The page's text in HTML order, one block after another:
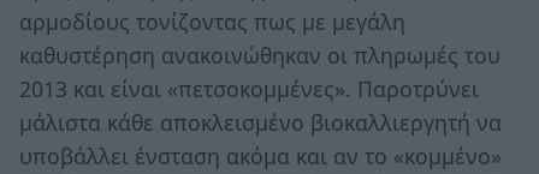
αρμοδίους τονίζοντας πως με μεγάλη
καθυστέρηση ανακοινώθηκαν οι πληρωμές του
2013 και είναι «πετσοκομμένες». Παροτρύνει
μάλιστα κάθε αποκλεισμένο βιοκαλλιεργητή να
υποβάλλει ένσταση ακόμα και αν το «κομμένο»